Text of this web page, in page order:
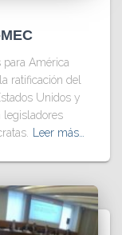
para América
ratificación del
Unidos y
legisladores
Leer más…